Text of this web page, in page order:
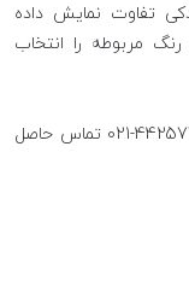
تفاوت نمایش داده
مربوطه را انتخاب
لطفا جهت مشاوره و ثبت سفارش با شماره 44257713-021 تماس حاصل